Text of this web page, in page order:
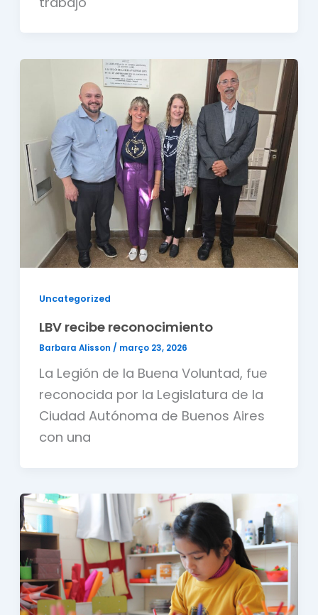
Uncategorized
LBV recibe reconocimiento
Barbara Alisson/ março 23, 2026
La Legión de la Buena Voluntad, fue
reconocida por la Legislatura de la
Ciudad Autónoma de Buenos Aires
con una